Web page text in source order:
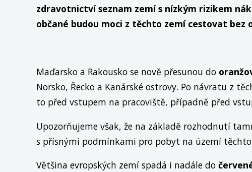
zdravotnictví seznam zemí s nízkým rizikem
občané budou moci z těchto zemí cestovat bez
Maďarsko a Rakousko se nově přesunou do
Norsko, Řecko a Kanárské ostrovy. Po návratu z
to před vstupem na pracoviště, případně před
Upozorňujeme však, že na základě rozhodnutí
s přísnými podmínkami pro pobyt na území
Většina evropských zemí spadá i nadále do